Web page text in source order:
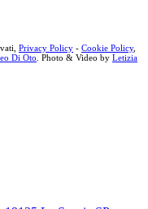
Privacy Policy - Cookie Policy,
Di Oto . Photo & Video by Letizia